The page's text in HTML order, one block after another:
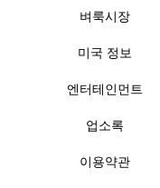
벼룩시장
미국 정보
엔터테인먼트
업소록
이용약관